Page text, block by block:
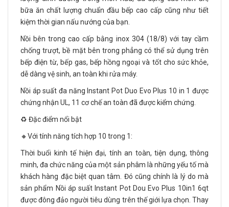
bữa ăn chất lượng chuẩn đầu bếp cao cấp cũng như tiết
kiệm thời gian nấu nướng của bạn.
Nồi bên trong cao cấp bằng inox 304 (18/8) với tay cầm
chống trượt, bề mặt bên trong phẳng có thể sử dụng trên
bếp điện từ, bếp gas, bếp hồng ngoại và tốt cho sức khỏe,
dễ dàng vệ sinh, an toàn khi rửa máy.
Nồi áp suất đa năng Instant Pot Duo Evo Plus 10 in 1 được
chứng nhận UL, 11 cơ chế an toàn đã được kiểm chứng.
♻️ Đặc điểm nổi bật
🔸Với tính năng tích hợp 10 trong 1:
Thời buổi kinh tế hiện đại, tính an toàn, tiện dụng, thông
minh, đa chức năng của một sản phâm là những yếu tố mà
khách hàng đặc biệt quan tâm. Đó cũng chính là lý do mà
sản phẩm Nồi áp suất Instant Pot Dou Evo Plus 10in1 6qt
được đông đảo người tiêu dùng trên thế giới lựa chọn. Thay